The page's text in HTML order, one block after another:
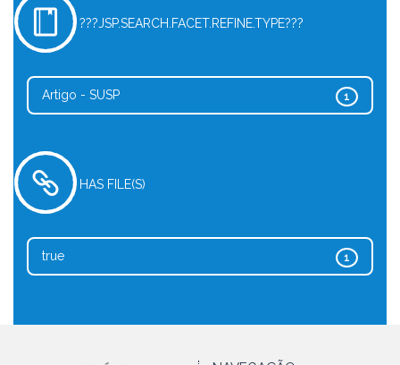
???JSP.SEARCH.FACET.REFINE.TYPE???
1
Artigo - SUSP
HAS FILE(S)
1
true